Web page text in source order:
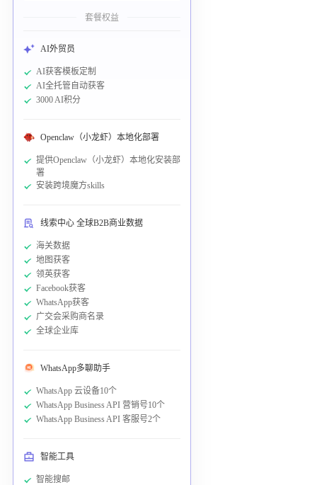
套餐权益
AI外贸员
AI获客模板定制
AI全托管自动获客
3000 AI积分
Openclaw（小龙虾）本地化部署
提供Openclaw（小龙虾）本地化安装部
署
安装跨境魔方skills
线索中心 全球B2B商业数据
海关数据
地图获客
领英获客
Facebook获客
WhatsApp获客
广交会采购商名录
全球企业库
WhatsApp多聊助手
WhatsApp 云设备10个
WhatsApp Business API 营销号10个
WhatsApp Business API 客服号2个
智能工具
智能搜邮